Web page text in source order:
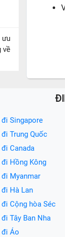
ưu
về
Singapore
Trung Quốc
Canada
Hồng Kông
Myanmar
Hà Lan
Cộng hòa Séc
Tây Ban Nha
đi Áo